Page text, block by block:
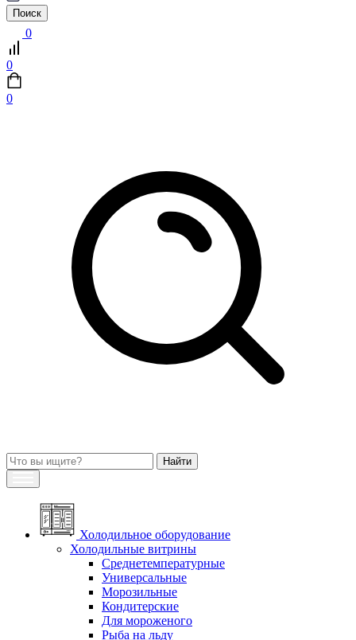
Поиск
0
0
0
Холодильное оборудование
Холодильные витрины
Среднетемпературные
Универсальные
Морозильные
Кондитерские
Для мороженого
Рыба на льду